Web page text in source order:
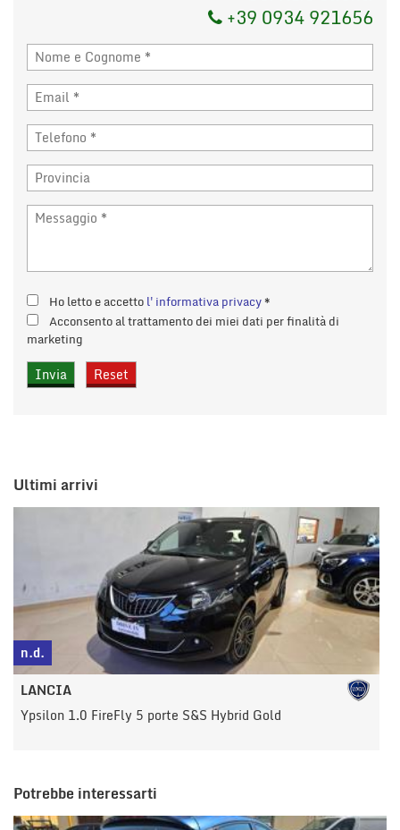
+39 0934 921656
Ho letto e accettol'informativa privacy*
Acconsento al trattamento dei miei dati per finalità di
marketing
Ultimi arrivi
n.d.
LANCIA
Ypsilon 1.0 FireFly 5 porte S&S Hybrid Gold
Potrebbe interessarti